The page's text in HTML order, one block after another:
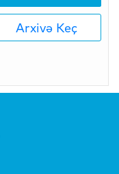
Arxivə Keç